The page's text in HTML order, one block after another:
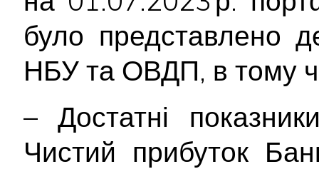
було представлено
НБУ та ОВДП, в тому
– Достатні
Чистий прибуток